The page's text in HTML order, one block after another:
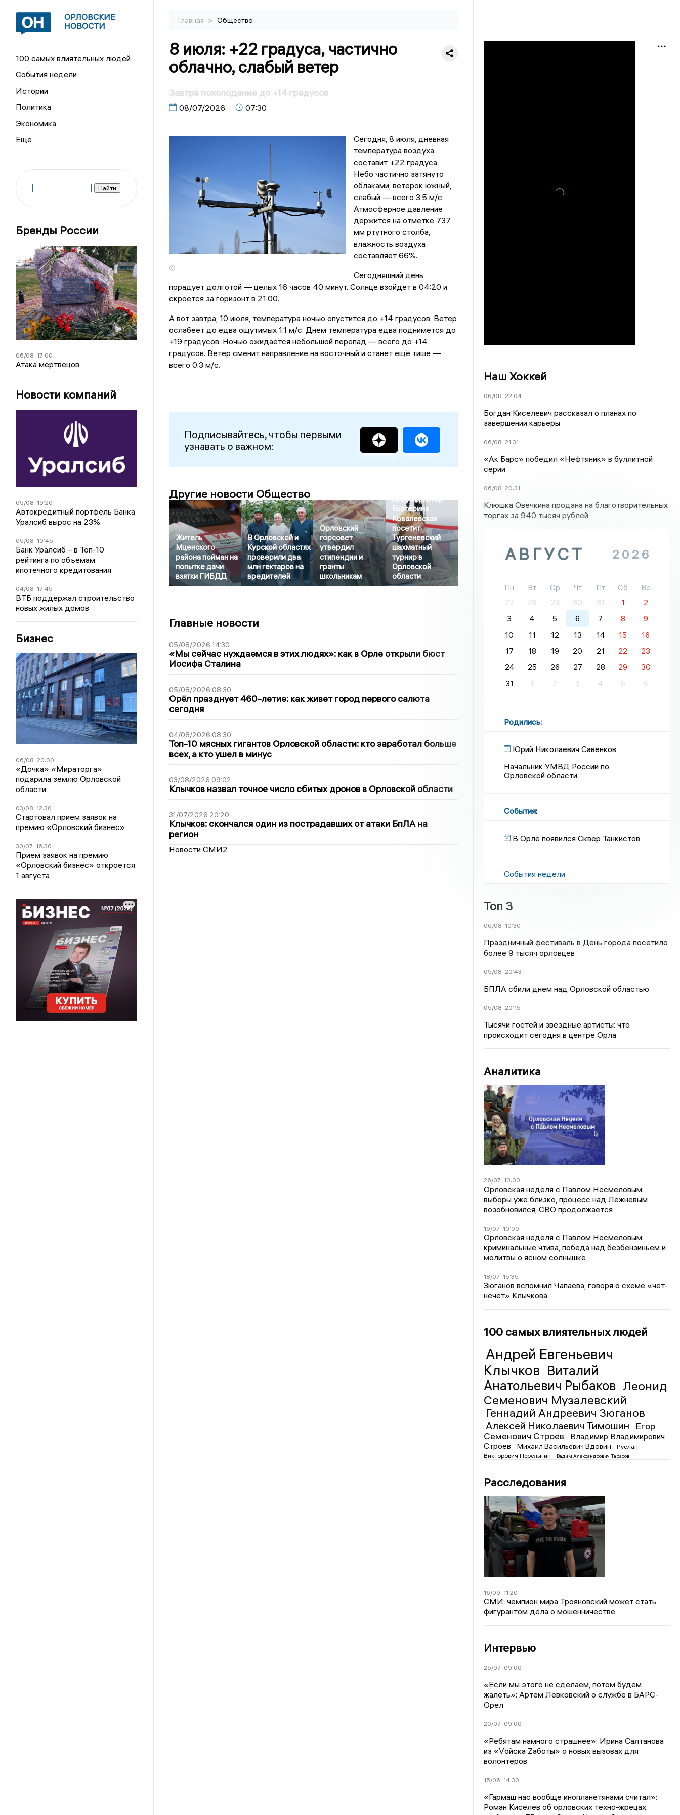
ОРЛОВСКИЕ
НОВОСТИ
100 самых влиятельных людей
События недели
Истории
Политика
Экономика
Бренды России
06/08 17:00
Атака мертвецов
Новости компаний
05/08 19:20
Автокредитный портфель Банка
Уралсиб вырос на 23%
05/08 10:45
Банк Уралсиб – в Топ-10
рейтинга по объемам
ипотечного кредитования
04/08 17:45
ВТБ поддержал строительство
новых жилых домов
Бизнес
06/08 20:00
«Дочка» «Мираторга»
подарила землю Орловской
области
03/08 12:30
Стартовал прием заявок на
премию «Орловский бизнес»
30/07 16:30
Прием заявок на премию
«Орловский бизнес» откроется
1 августа
Главная > Общество
8 июля: +22 градуса, частично
облачно, слабый ветер
Завтра похолодание до +14 градусов
08/07/2026 07:30
©
Сегодня, 8 июля, дневная
температура воздуха
составит +22 градуса.
Небо частично затянуто
облаками, ветерок южный,
слабый — всего 3.5 м/с.
Атмосферное давление
держится на отметке 737
мм ртутного столба,
влажность воздуха
составляет 66%.
Сегодняшний день
порадует долготой — целых 16 часов 40 минут. Солнце взойдет в 04:20 и
скроется за горизонт в 21:00.
А вот завтра, 10 июля, температура ночью опустится до +14 градусов. Ветер
ослабеет до едва ощутимых 1.1 м/с. Днем температура едва поднимется до
+19 градусов. Ночью ожидается небольшой перепад — всего до +14
градусов. Ветер сменит направление на восточный и станет ещё тише —
всего 0.3 м/с.
Подписывайтесь, чтобы первыми
узнавать о важном:
Другие новости Общество
Житель
Мценского
района пойман на
попытке дачи
взятки ГИБДД
В Орловской и
Курской областях
проверили два
млн гектаров на
вредителей
Орловский
горсовет
утвердил
стипендии и
гранты
школьникам
Гроссмейстер
Екатерина
Ковалевская
посетит
Тургеневский
шахматный
турнир в
Орловской
области
Главные новости
05/08/2026 14:30
«Мы сейчас нуждаемся в этих людях»: как в Орле открыли бюст
Иосифа Сталина
05/08/2026 08:30
Орёл празднует 460-летие: как живет город первого салюта
сегодня
04/08/2026 08:30
Топ-10 мясных гигантов Орловской области: кто заработал больше
всех, а кто ушел в минус
03/08/2026 09:02
Клычков назвал точное число сбитых дронов в Орловской области
31/07/2026 20:20
Клычков: скончался один из пострадавших от атаки БпЛА на
регион
Новости СМИ2
Наш Хоккей
06/08 22:04
Богдан Киселевич рассказал о планах по
завершении карьеры
06/08 21:31
«Ак Барс» победил «Нефтяник» в буллитной
серии
06/08 20:31
Клюшка Овечкина продана на благотворительных
торгах за 940 тысяч рублей
АВГУСТ 2026
Пн Вт Ср Чт Пт Сб
Вс
27
28 29 30 31 1
2
3
4 5 6 7 8
9
10
11 12 13 14 15
16
17
18 19 20 21 22
23
24
25 26 27 28 29
30
31
1 2 3 4 5 6
Родились:
Юрий Николаевич Савенков
Начальник УМВД России по
Орловской области
События:
В Орле появился Сквер Танкистов
События недели
Топ 3
06/08 10:30
Праздничный фестиваль в День города посетило
более 9 тысяч орловцев
05/08 20:43
БПЛА сбили днем над Орловской областью
05/08 20:15
Тысячи гостей и звездные артисты: что
происходит сегодня в центре Орла
Аналитика
26/07 10:00
Орловская неделя с Павлом Несмеловым:
выборы уже близко, процесс над Лежневым
возобновился, СВО продолжается
19/07 10:00
Орловская неделя с Павлом Несмеловым:
криминальные чтива, победа над безбензиньем и
молитвы о ясном солнышке
18/07 15:35
Зюганов вспомнил Чапаева, говоря о схеме «чет-
нечет» Клычкова
100 самых влиятельных людей
Андрей Евгеньевич
Клычков Виталий
Анатольевич Рыбаков Леонид
Семенович Музалевский
Геннадий Андреевич Зюганов
Алексей Николаевич Тимошин
Егор
Семенович Строев
Владимир Владимирович
Строев
Михаил Васильевич Вдовин
Руслан
Викторович Перелыгин
Вадим Александрович Тарасов
Расследования
16/09 11:20
СМИ: чемпион мира Трояновский может стать
фигурантом дела о мошенничестве
Интервью
25/07 09:00
«Если мы этого не сделаем, потом будем
жалеть»: Артем Левковский о службе в БАРС-
Орел
20/07 09:00
«Ребятам намного страшнее»: Ирина Салтанова
из «Vойска Zаботы» о новых вызовах для
волонтеров
15/06 14:30
«Гармаш нас вообще инопланетянами считал»:
Роман Киселев об орловских техно-жрецах,